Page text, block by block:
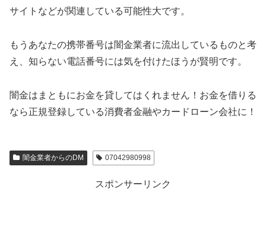
サイトなどが関連している可能性大です。
もうあなたの携帯番号は闇金業者に流出しているものと考
え、知らない電話番号には気を付けたほうが賢明です。
闇金はまともにお金を貸してはくれません！お金を借りる
なら正規登録している消費者金融やカードローン会社に！
闇金業者からのDM 07042980998
スポンサーリンク